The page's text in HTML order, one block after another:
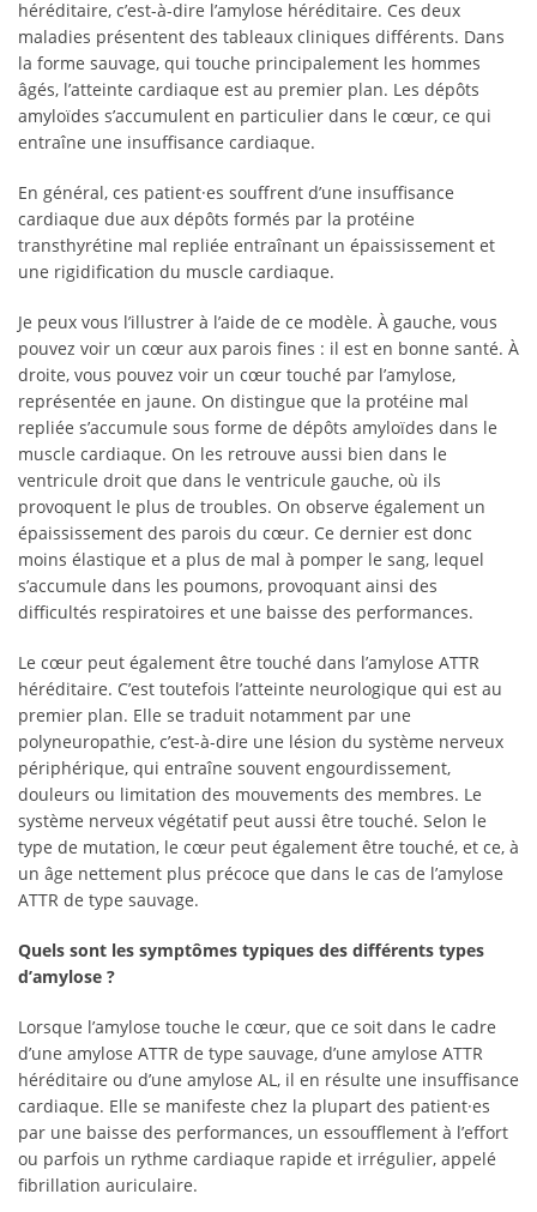
héréditaire, c’est-à-dire l’amylose héréditaire. Ces deux
maladies présentent des tableaux cliniques différents. Dans
la forme sauvage, qui touche principalement les hommes
âgés, l’atteinte cardiaque est au premier plan. Les dépôts
amyloïdes s’accumulent en particulier dans le cœur, ce qui
entraîne une insuffisance cardiaque.
En général, ces patient·es souffrent d’une insuffisance
cardiaque due aux dépôts formés par la protéine
transthyrétine mal repliée entraînant un épaississement et
une rigidification du muscle cardiaque.
Je peux vous l’illustrer à l’aide de ce modèle. À gauche, vous
pouvez voir un cœur aux parois fines : il est en bonne santé. À
droite, vous pouvez voir un cœur touché par l’amylose,
représentée en jaune. On distingue que la protéine mal
repliée s’accumule sous forme de dépôts amyloïdes dans le
muscle cardiaque. On les retrouve aussi bien dans le
ventricule droit que dans le ventricule gauche, où ils
provoquent le plus de troubles. On observe également un
épaississement des parois du cœur. Ce dernier est donc
moins élastique et a plus de mal à pomper le sang, lequel
s’accumule dans les poumons, provoquant ainsi des
difficultés respiratoires et une baisse des performances.
Le cœur peut également être touché dans l’amylose ATTR
héréditaire. C’est toutefois l’atteinte neurologique qui est au
premier plan. Elle se traduit notamment par une
polyneuropathie, c’est-à-dire une lésion du système nerveux
périphérique, qui entraîne souvent engourdissement,
douleurs ou limitation des mouvements des membres. Le
système nerveux végétatif peut aussi être touché. Selon le
type de mutation, le cœur peut également être touché, et ce, à
un âge nettement plus précoce que dans le cas de l’amylose
ATTR de type sauvage.
Quels sont les symptômes typiques des différents types
d’amylose ?
Lorsque l’amylose touche le cœur, que ce soit dans le cadre
d’une amylose ATTR de type sauvage, d’une amylose ATTR
héréditaire ou d’une amylose AL, il en résulte une insuffisance
cardiaque. Elle se manifeste chez la plupart des patient·es
par une baisse des performances, un essoufflement à l’effort
ou parfois un rythme cardiaque rapide et irrégulier, appelé
fibrillation auriculaire.